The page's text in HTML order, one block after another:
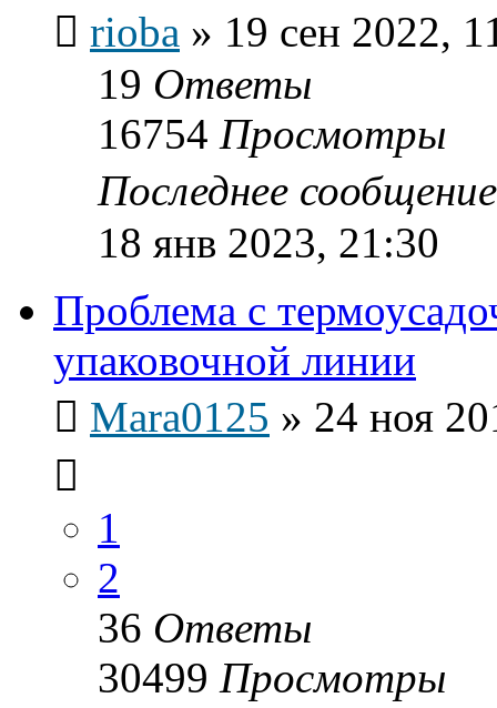
rioba » 19 сен 2022,
19 Ответы
16754 Просмотры
Последнее
18 янв 2023, 21:30
Проблема с
упаковочной линии
Mara0125 » 24 ноя
1
2
36 Ответы
30499 Просмотры